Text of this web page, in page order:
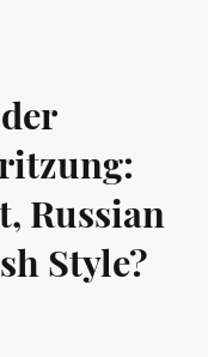
Russian
Style?